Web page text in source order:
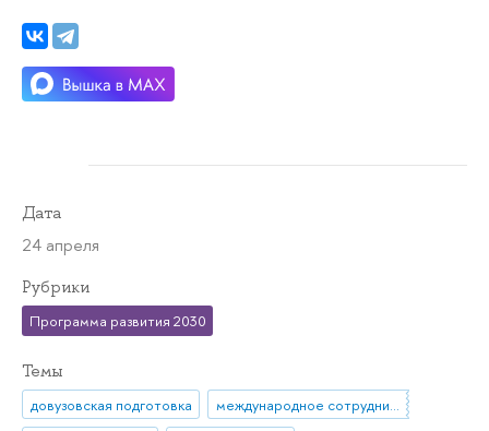
Дата
24 апреля
Рубрики
Программа развития 2030
Темы
довузовская подготовка